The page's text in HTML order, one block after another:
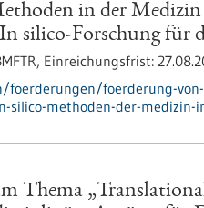
in der
silico-Forschung für
Einreichungsfrist:
foerderung-
silico-methoden-der-medizin-
Thema